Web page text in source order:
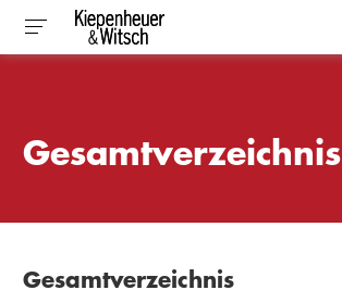
Gesamtverzeichnis
Gesamtverzeichnis